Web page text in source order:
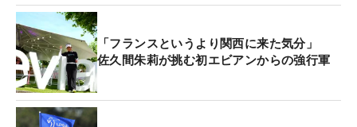
2日前の5日は2人にとって24歳の誕生日。移動の際
には、契約を結ぶANA（全日本空輸）から出発前と
離陸後の2回、お祝いもしてもらえた。両親からも
『欲しいものがあったら言っておいで』という言葉
をかけられている。「ピアノとか欲しいけど、家も
「フランスというより関西に来た気分」
佐久間朱莉が挑む初エビアンからの強行軍